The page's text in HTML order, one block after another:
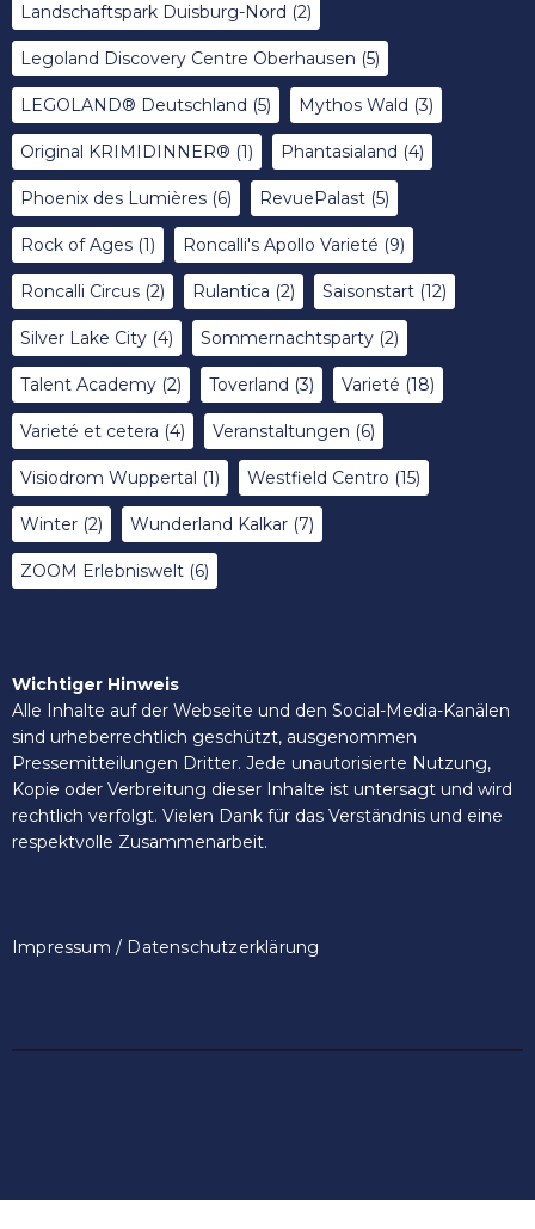
Landschaftspark Duisburg-Nord (2)
Legoland Discovery Centre Oberhausen (5)
LEGOLAND® Deutschland (5) Mythos Wald (3)
Original KRIMIDINNER® (1) Phantasialand (4)
Phoenix des Lumières (6) RevuePalast (5)
Rock of Ages (1) Roncalli's Apollo Varieté (9)
Roncalli Circus (2) Rulantica (2) Saisonstart (12)
Silver Lake City (4) Sommernachtsparty (2)
Talent Academy (2) Toverland (3) Varieté (18)
Varieté et cetera (4) Veranstaltungen (6)
Visiodrom Wuppertal (1) Westfield Centro (15)
Winter (2) Wunderland Kalkar (7)
ZOOM Erlebniswelt (6)
Wichtiger Hinweis
Alle Inhalte auf der Webseite und den Social-Media-Kanälen
sind urheberrechtlich geschützt, ausgenommen
Pressemitteilungen Dritter. Jede unautorisierte Nutzung,
Kopie oder Verbreitung dieser Inhalte ist untersagt und wird
rechtlich verfolgt. Vielen Dank für das Verständnis und eine
respektvolle Zusammenarbeit.
Impressum / Datenschutzerklärung